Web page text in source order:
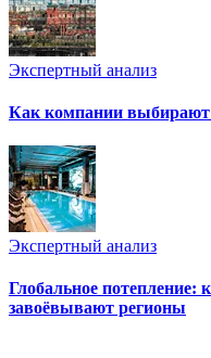
Экспертный анализ
Как компании
Экспертный анализ
Глобальное потепление:
завоёвывают регионы